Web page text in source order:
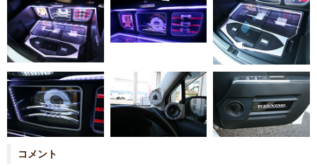
コメント